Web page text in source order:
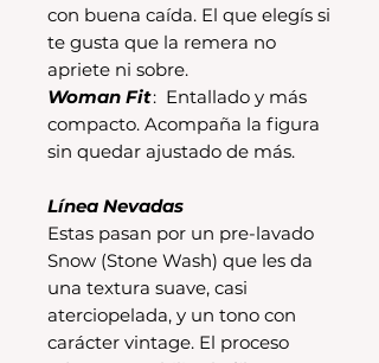
con buena caída. El que elegís si
te gusta que la remera no
apriete ni sobre.
Woman Fit: Entallado y más
compacto. Acompaña la figura
sin quedar ajustado de más.
Línea Nevadas
Estas pasan por un pre-lavado
Snow (Stone Wash) que les da
una textura suave, casi
aterciopelada, y un tono con
carácter vintage. El proceso